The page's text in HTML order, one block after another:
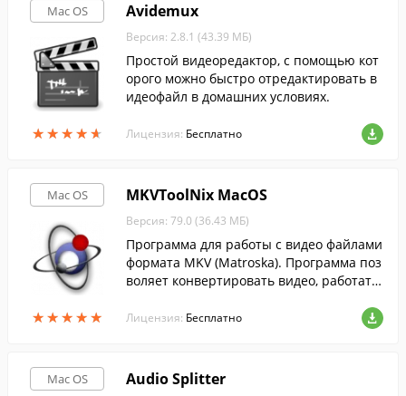
Mac OS
★★★★★
★★★★★
Avidemux
Версия: 2.8.1 (43.39 МБ)
Простой видеоредактор, с помощью кот
орого можно быстро отредактировать в
идеофайл в домашних условиях.
Лицензия: Бесплатно
Mac OS
★★★★★
★★★★★
MKVToolNix MacOS
Версия: 79.0 (36.43 МБ)
Программа для работы с видео файлами
формата MKV (Matroska). Программа поз
воляет конвертировать видео, работать
и т.п.
Лицензия: Бесплатно
Mac OS Audio Splitter